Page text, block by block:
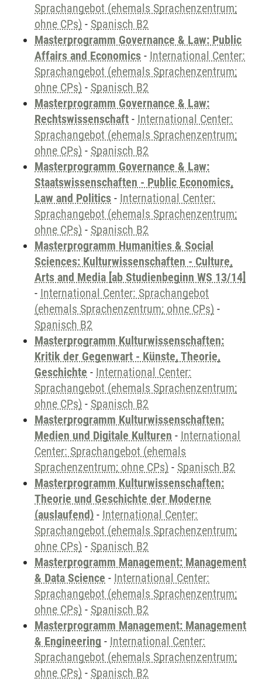
Sprachangebot (ehemals Sprachenzentrum;
ohne CPs) - Spanisch B2
Masterprogramm Governance & Law: Public
Affairs and Economics - International Center:
Sprachangebot (ehemals Sprachenzentrum;
ohne CPs) - Spanisch B2
Masterprogramm Governance & Law:
Rechtswissenschaft - International Center:
Sprachangebot (ehemals Sprachenzentrum;
ohne CPs) - Spanisch B2
Masterprogramm Governance & Law:
Staatswissenschaften - Public Economics,
Law and Politics - International Center:
Sprachangebot (ehemals Sprachenzentrum;
ohne CPs) - Spanisch B2
Masterprogramm Humanities & Social
Sciences: Kulturwissenschaften - Culture,
Arts and Media [ab Studienbeginn WS 13/14]
- International Center: Sprachangebot
(ehemals Sprachenzentrum; ohne CPs) -
Spanisch B2
Masterprogramm Kulturwissenschaften:
Kritik der Gegenwart - Künste, Theorie,
Geschichte - International Center:
Sprachangebot (ehemals Sprachenzentrum;
ohne CPs) - Spanisch B2
Masterprogramm Kulturwissenschaften:
Medien und Digitale Kulturen - International
Center: Sprachangebot (ehemals
Sprachenzentrum; ohne CPs) - Spanisch B2
Masterprogramm Kulturwissenschaften:
Theorie und Geschichte der Moderne
(auslaufend) - International Center:
Sprachangebot (ehemals Sprachenzentrum;
ohne CPs) - Spanisch B2
Masterprogramm Management: Management
& Data Science - International Center:
Sprachangebot (ehemals Sprachenzentrum;
ohne CPs) - Spanisch B2
Masterprogramm Management: Management
& Engineering - International Center:
Sprachangebot (ehemals Sprachenzentrum;
ohne CPs) - Spanisch B2